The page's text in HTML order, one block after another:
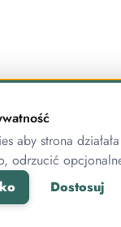
aby strona
odrzucić
Dostosuj